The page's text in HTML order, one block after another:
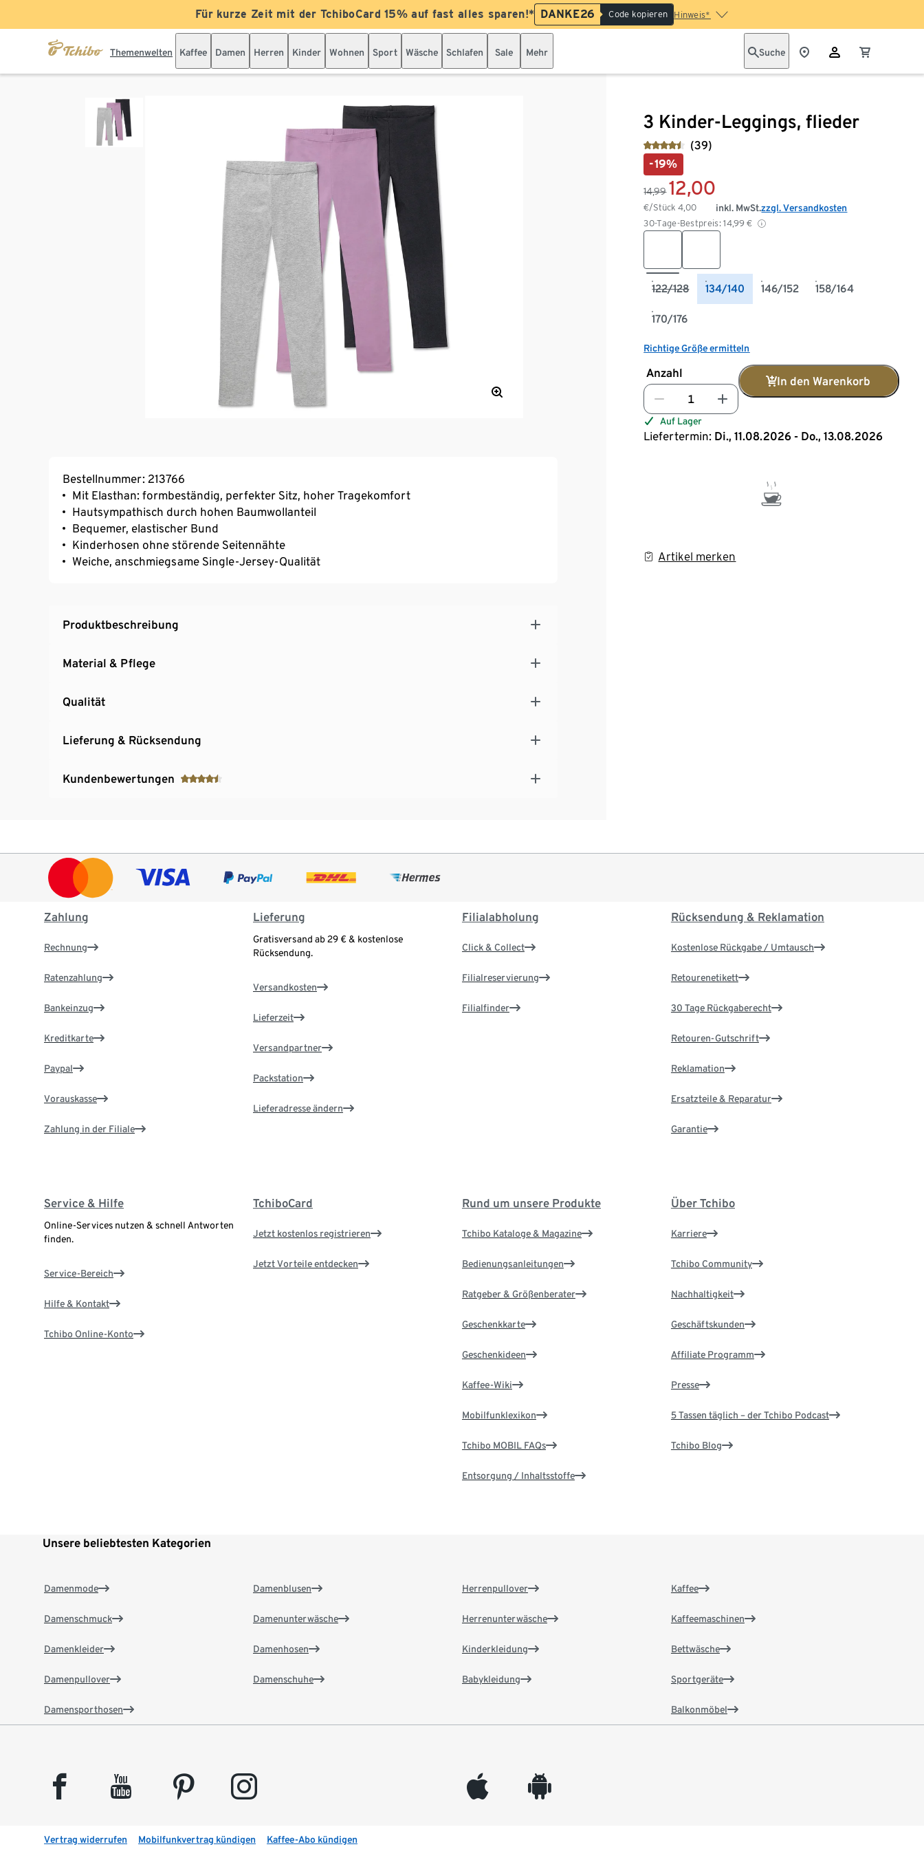
Für kurze Zeit mit der TchiboCard 15% auf fast alles sparen!* DANKE26 Code kopieren Hinweis*
Themenwelten Kaffee Damen Herren Kinder Wohnen Sport Wäsche Schlafen Sale Mehr Suche
3 Kinder-Leggings, flieder
(39)
-19%
14,99 12,00
€/Stück4,00
30-Tage-Bestpreis: 14,99 €
inkl. MwSt.zzgl. Versandkosten
122/128 134/140 146/152 158/164
170/176
Richtige Größe ermitteln
Anzahl
In den Warenkorb
Auf Lager
Liefertermin: Di., 11.08.2026 - Do., 13.08.2026
Artikel merken
Bestellnummer: 213766
Mit Elasthan: formbeständig, perfekter Sitz, hoher Tragekomfort
Hautsympathisch durch hohen Baumwollanteil
Bequemer, elastischer Bund
Kinderhosen ohne störende Seitennähte
Weiche, anschmiegsame Single-Jersey-Qualität
Produktbeschreibung
Material & Pflege
Qualität
Lieferung & Rücksendung
Kundenbewertungen
Zahlung
Rechnung
Ratenzahlung
Bankeinzug
Kreditkarte
Paypal
Vorauskasse
Zahlung in der Filiale
Lieferung
Gratisversand ab 29 € & kostenlose
Rücksendung.
Versandkosten
Lieferzeit
Versandpartner
Packstation
Lieferadresse ändern
Filialabholung
Click & Collect
Filialreservierung
Filialfinder
Rücksendung & Reklamation
Kostenlose Rückgabe / Umtausch
Retourenetikett
30 Tage Rückgaberecht
Retouren-Gutschrift
Reklamation
Ersatzteile & Reparatur
Garantie
Service & Hilfe
Online-Services nutzen & schnell Antworten
finden.
Service-Bereich
Hilfe & Kontakt
Tchibo Online-Konto
TchiboCard
Jetzt kostenlos registrieren
Jetzt Vorteile entdecken
Rund um unsere Produkte
Tchibo Kataloge & Magazine
Bedienungsanleitungen
Ratgeber & Größenberater
Geschenkkarte
Geschenkideen
Kaffee-Wiki
Mobilfunklexikon
Tchibo MOBIL FAQs
Entsorgung / Inhaltsstoffe
Über Tchibo
Karriere
Tchibo Community
Nachhaltigkeit
Geschäftskunden
Affiliate Programm
Presse
5 Tassen täglich – der Tchibo Podcast
Tchibo Blog
Unsere beliebtesten Kategorien
Damenmode
Damenschmuck
Damenkleider
Damenpullover
Damensporthosen
Damenblusen
Damenunterwäsche
Damenhosen
Damenschuhe
Herrenpullover
Herrenunterwäsche
Kinderkleidung
Babykleidung
Kaffee
Kaffeemaschinen
Bettwäsche
Sportgeräte
Balkonmöbel
facebook youtube pinterest instagram appleinc android
Vertrag widerrufen Mobilfunkvertrag kündigen Kaffee-Abo kündigen